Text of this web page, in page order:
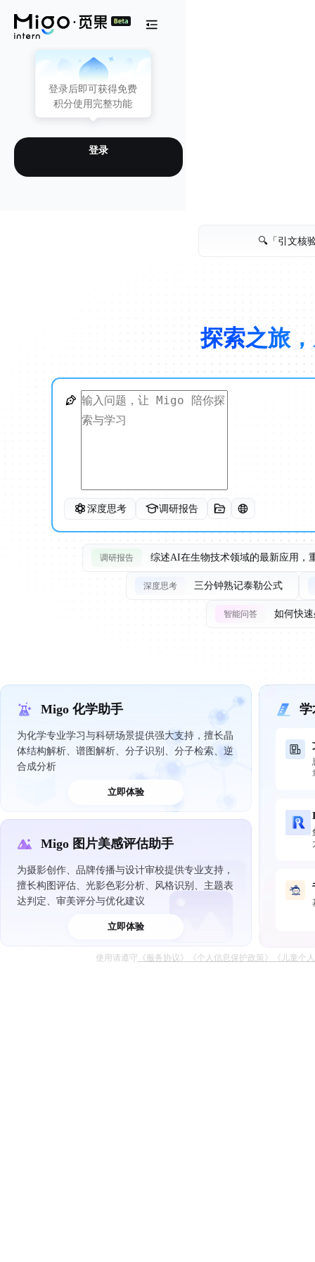
文献阅读
引文核验
登录后即可获得免费
积分使用完整功能
登录
🔍「引文核
探索之旅
深度思考 调研报告
调研报告 综述AI在生物技术领域的最新应用，
深度思考 三分钟熟记泰勒公式
智能问答 如何快
Migo 化学助手
为化学专业学习与科研场景提供强大支持，擅长晶
体结构解析、谱图解析、分子识别、分子检索、逆
合成分析
立即体验
Migo 图片美感评估助手
为摄影创作、品牌传播与设计审校提供专业支持，
擅长构图评估、光影色彩分析、风格识别、主题表
达判定、审美评分与优化建议
立即体验
学
使用请遵守 《服务协议》 《个人信息保护政策》 《儿童个